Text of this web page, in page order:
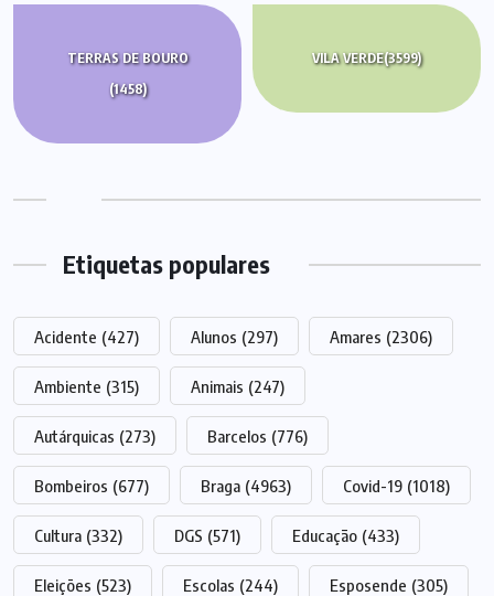
TERRAS DE BOURO
(1458)
VILA VERDE(3599)
Etiquetas populares
Acidente (427) Alunos (297) Amares (2306)
Ambiente (315) Animais (247)
Autárquicas (273) Barcelos (776)
Bombeiros (677) Braga (4963) Covid-19 (1018)
Cultura (332) DGS (571) Educação (433)
Eleições (523) Escolas (244) Esposende (305)